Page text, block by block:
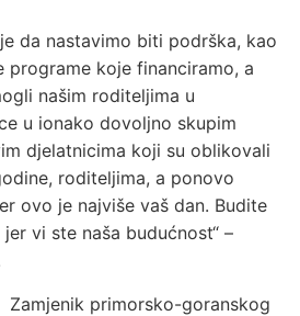
da nastavimo biti podrška, kao
programe koje financiramo, a
našim roditeljima u
u ionako dovoljno skupim
djelatnicima koji su oblikovali
roditeljima, a ponovo
ovo je najviše vaš dan. Budite
vi ste naša budućnost“ –
Zamjenik primorsko-goranskog